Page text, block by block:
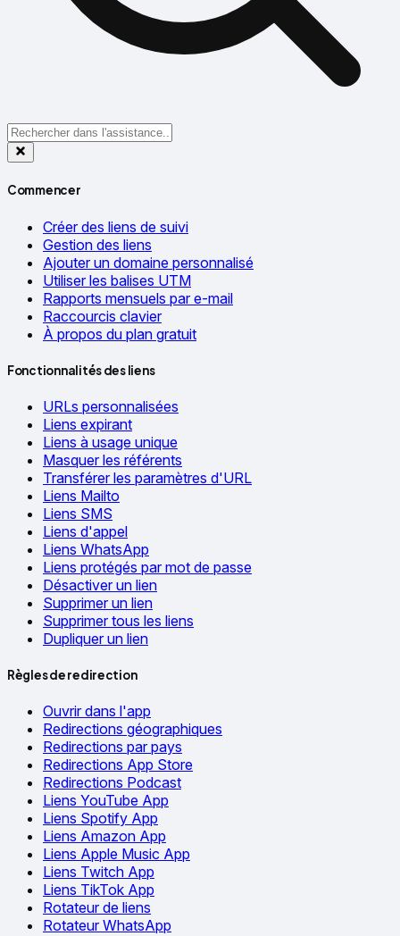
Commencer
Créer des liens de suivi
Gestion des liens
Ajouter un domaine personnalisé
Utiliser les balises UTM
Rapports mensuels par e-mail
Raccourcis clavier
À propos du plan gratuit
Fonctionnalités des liens
URLs personnalisées
Liens expirant
Liens à usage unique
Masquer les référents
Transférer les paramètres d'URL
Liens Mailto
Liens SMS
Liens d'appel
Liens WhatsApp
Liens protégés par mot de passe
Désactiver un lien
Supprimer un lien
Supprimer tous les liens
Dupliquer un lien
Règles de redirection
Ouvrir dans l'app
Redirections géographiques
Redirections par pays
Redirections App Store
Redirections Podcast
Liens YouTube App
Liens Spotify App
Liens Amazon App
Liens Apple Music App
Liens Twitch App
Liens TikTok App
Rotateur de liens
Rotateur WhatsApp